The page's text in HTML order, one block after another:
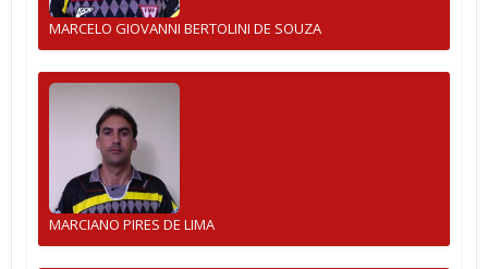
MARCELO GIOVANNI BERTOLINI DE SOUZA
MARCIANO PIRES DE LIMA